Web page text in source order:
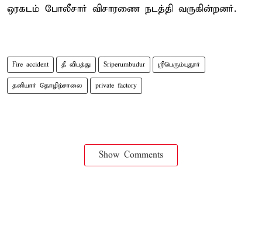
ஒரகடம் போலீசார் விசாரணை நடத்தி வருகின்றனர்.
Fire accident தீ விபத்து Sriperumbudur ஸ்ரீபெரும்புதூர்
தனியார் தொழிற்சாலை private factory
Show Comments